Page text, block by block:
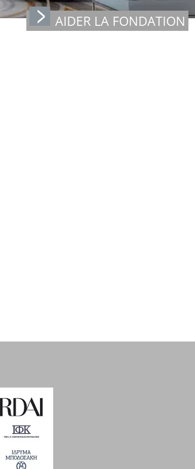
AIDER LA FONDATION